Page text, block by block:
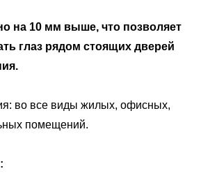
на 10 мм выше, что позволяет
глаз рядом стоящих дверей
во все виды жилых, офисных,
помещений.